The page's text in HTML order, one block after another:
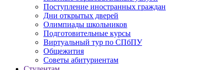
Поступление иностранных граждан
Дни открытых дверей
Олимпиады школьников
Подготовительные курсы
Виртуальный тур по СПбПУ
Общежития
Советы абитуриентам